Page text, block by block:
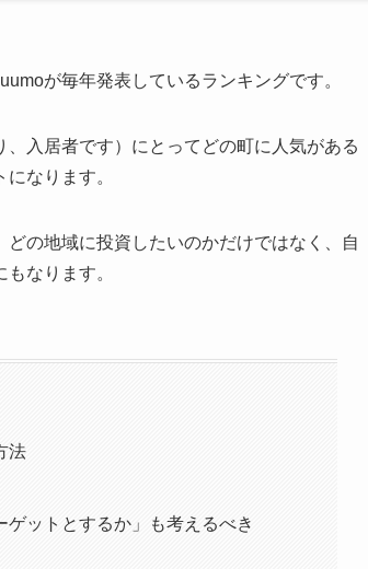
が毎年発表しているランキングです。
入居者です）にとってどの町に人気がある
なります。
の地域に投資したいのかだけではなく、自
なります。
法
ットとするか」も考えるべき